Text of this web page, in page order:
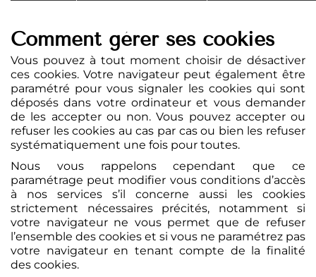
Comment gérer ses cookies
Vous pouvez à tout moment choisir de désactiver
ces cookies. Votre navigateur peut également être
paramétré pour vous signaler les cookies qui sont
déposés dans votre ordinateur et vous demander
de les accepter ou non. Vous pouvez accepter ou
refuser les cookies au cas par cas ou bien les refuser
systématiquement une fois pour toutes.
Nous vous rappelons cependant que ce
paramétrage peut modifier vous conditions d’accès
à nos services s’il concerne aussi les cookies
strictement nécessaires précités, notamment si
votre navigateur ne vous permet que de refuser
l’ensemble des cookies et si vous ne paramétrez pas
votre navigateur en tenant compte de la finalité
des cookies.